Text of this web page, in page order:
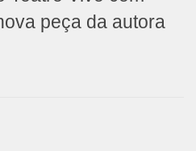
peça da autora